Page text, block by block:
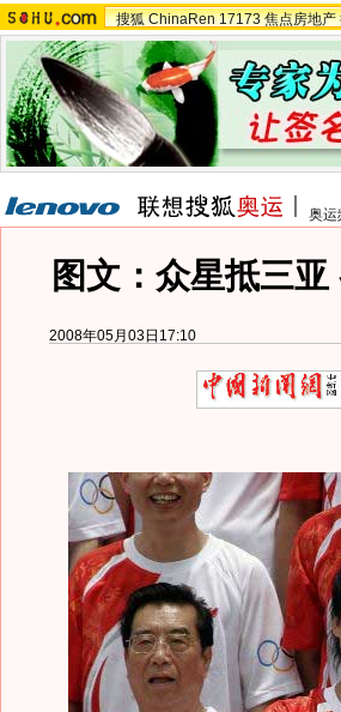
搜狐 ChinaRen 17173 焦点房地产
奥运
图文：众星抵三
2008年05月03日17:10